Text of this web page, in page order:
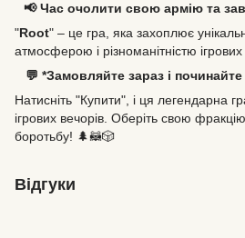
📢 Час очолити свою армію та
"Root" – це гра, яка захоплює
атмосферою і різноманітністю ігрових
💬 *Замовляйте зараз і
Натисніть "Купити", і ця легендарна
ігрових вечорів. Оберіть свою
боротьбу! 🌲🦝🎲
Відгуки